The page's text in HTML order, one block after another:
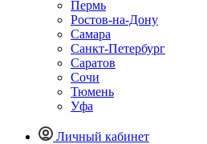
Пермь
Ростов-на-Дону
Самара
Санкт-Петербург
Саратов
Сочи
Тюмень
Уфа
Личный кабинет